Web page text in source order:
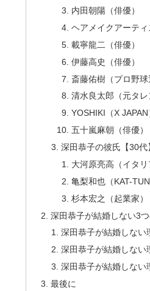
内田朝陽（俳優）
ヘアメイクアーティ
載寧龍二（俳優）
伊藤高史（俳優）
斎藤佑樹（プロ野球
清水良太郎（元タレ
YOSHIKI（X JAPAN
五十嵐麻朝（俳優）
深田恭子の彼氏【30
大河原亮高（イタリ
亀梨和也（KAT-TUN
杉本宏之（起業家）
深田恭子が結婚しない3
深田恭子が結婚しな
深田恭子が結婚しな
深田恭子が結婚しな
最後に